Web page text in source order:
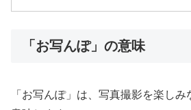
「お写んぽ」の意味
「お写んぽ」は、写真撮影を楽し